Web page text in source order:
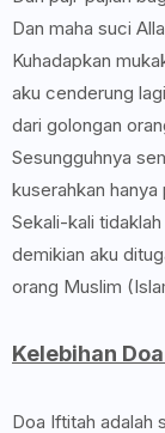
Dan maha suci
Kuhadapkan
aku cenderung
dari golongan
Sesungguhnya
kuserahkan hanya
Sekali-kali
demikian aku
orang Muslim
Kelebihan
Doa Iftitah adalah